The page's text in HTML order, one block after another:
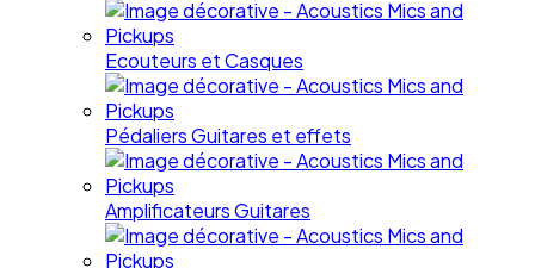
Ecouteurs et Casques
Pédaliers Guitares et effets
Amplificateurs Guitares